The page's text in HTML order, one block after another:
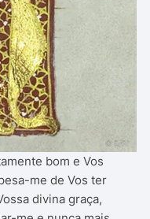
bom e Vos
me de Vos ter
divina graça,